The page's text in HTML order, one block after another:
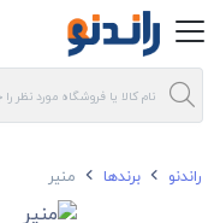
راندنو برندها منیر